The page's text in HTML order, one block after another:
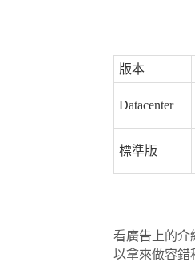
版本
Datacenter
標準版
看廣告上的介
以拿來做容錯